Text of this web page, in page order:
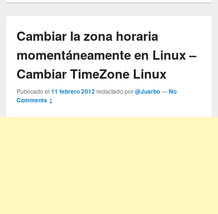
Cambiar la zona horaria
momentáneamente en Linux –
Cambiar TimeZone Linux
Publicado el11 febrero 2012 redactado por@Juarbo —No
Comments ↓